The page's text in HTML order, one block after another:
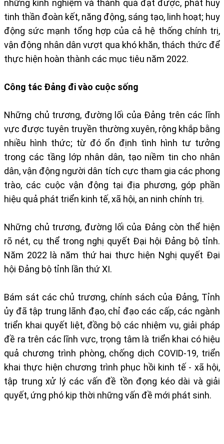
những kinh nghiệm và thành quả đạt được, phát huy
tinh thần đoàn kết, năng động, sáng tạo, linh hoạt; huy
động sức mạnh tổng hợp của cả hệ thống chính trị,
vận động nhân dân vượt qua khó khăn, thách thức để
thực hiện hoàn thành các mục tiêu năm 2022.
Công tác Đảng đi vào cuộc sống
Những chủ trương, đường lối của Đảng trên các lĩnh
vực được tuyên truyền thường xuyên, rộng khắp bằng
nhiều hình thức; từ đó ổn định tình hình tư tưởng
trong các tầng lớp nhân dân, tạo niềm tin cho nhân
dân, vận động người dân tích cực tham gia các phong
trào, các cuộc vận động tại địa phương, góp phần
hiệu quả phát triển kinh tế, xã hội, an ninh chính trị.
Những chủ trương, đường lối của Đảng còn thể hiện
rõ nét, cụ thể trong nghị quyết Đại hội Đảng bộ tỉnh.
Năm 2022 là năm thứ hai thực hiện Nghị quyết Đại
hội Đảng bộ tỉnh lần thứ XI.
Bám sát các chủ trương, chính sách của Đảng, Tỉnh
ủy đã tập trung lãnh đạo, chỉ đạo các cấp, các ngành
triển khai quyết liệt, đồng bộ các nhiệm vụ, giải pháp
đề ra trên các lĩnh vực, trọng tâm là triển khai có hiệu
quả chương trình phòng, chống dịch COVID-19, triển
khai thực hiện chương trình phục hồi kinh tế - xã hội,
tập trung xử lý các vấn đề tồn đọng kéo dài và giải
quyết, ứng phó kịp thời những vấn đề mới phát sinh.​